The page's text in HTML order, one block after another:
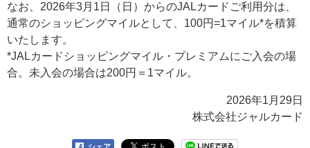
なお、2026年3月1日（日）からのJALカードご利用分は、
通常のショッピングマイルとして、100円=1マイル*を積算
いたします。
*JALカードショッピングマイル・プレミアムにご入会の場
合。未入会の場合は200円＝1マイル。
2026年1月29日
株式会社ジャルカード